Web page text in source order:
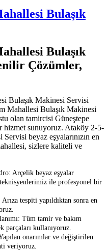
Bulaşık
Bulaşık
Çözümler,
Bulaşık Makinesi Servisi
Mahallesi Bulaşık Makinesi
olan tamircisi Güneştepe
hizmet sunuyoruz. Ataköy 2-5-
beyaz eşyalarınızın en
sizlere kaliteli ve
Arçelik beyaz eşyalar
ile profesyonel bir
tespiti yapıldıktan sonra en
Tüm tamir ve bakım
parçaları kullanıyoruz.
onarımlar ve değiştirilen
veriyoruz.